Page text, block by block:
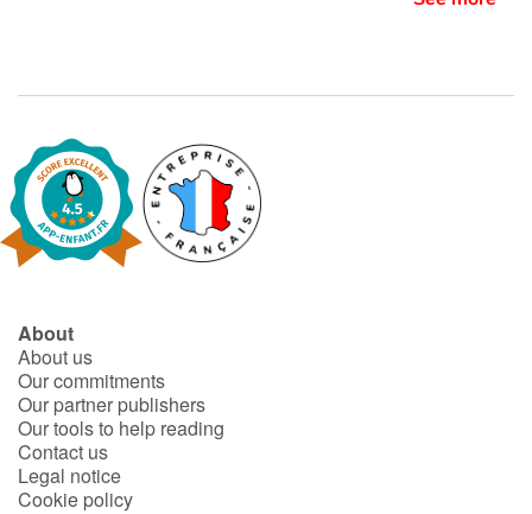
About
About us
Our commitments
Our partner publishers
Our tools to help reading
Contact us
Legal notice
Cookie policy